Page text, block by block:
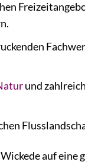
und
auf eine